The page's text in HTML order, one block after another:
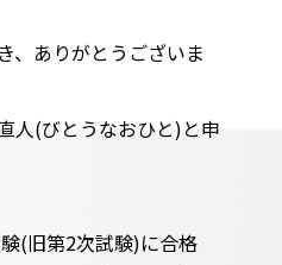
、ありがとうございま
人(びとうなおひと)と申
(旧第2次試験)に合格